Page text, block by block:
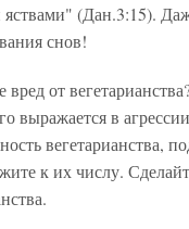
(Дан.3:15).
снов!
вред от
выражается в
вегетарианства,
к их числу.